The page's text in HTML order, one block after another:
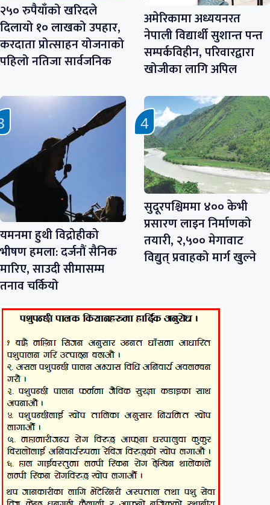
२५० रुपैयाँको खरिदले
दिलायो १० लाखको उपहार,
करदाता प्रोत्साहन योजनाको
पहिलो नतिजा सार्वजनिक
अमेरिकामा अध्ययनरत
नेपाली विद्यार्थी सुशान्त पन्त
सम्पर्कविहीन, परिवारद्वारा
खोजीका लागि अपिल
यमनमा हुथी विद्रोहीको
भीषण हमला: दर्जनौं सैनिक
मारिए, साउदी सीमासम्म
तनाव चर्कियो
सुदूरपश्चिममा ४०० केभी
प्रसारण लाइन निर्माणको
तयारी, २,५०० मेगावाट
विद्युत् प्रवाहको मार्ग खुल्ने